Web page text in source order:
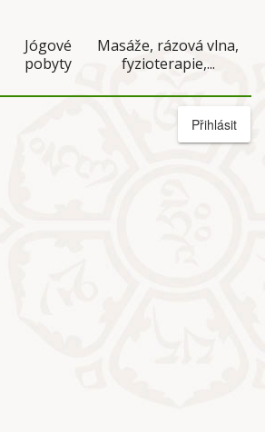
Jógové
pobyty
Masáže, rázová vlna,
fyzioterapie,...
Přihlásit